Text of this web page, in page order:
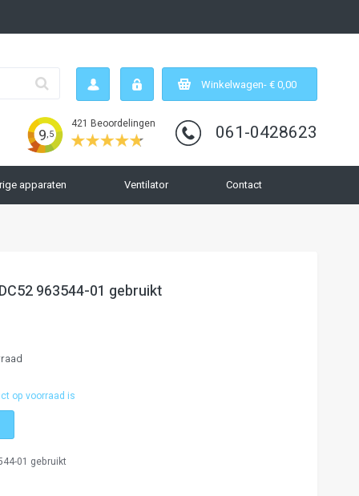
Winkelwagen- € 0,00
061-0428623
9,5
9.5/ 10421Beoordelingen
421 Beoordelingen
apparaten Ventilator Contact
963544-01 gebruikt
op voorraad is
01 gebruikt